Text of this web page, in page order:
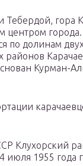
гора
центром
по долинам
районов
Курман-
Клухорский
июля 1955 года